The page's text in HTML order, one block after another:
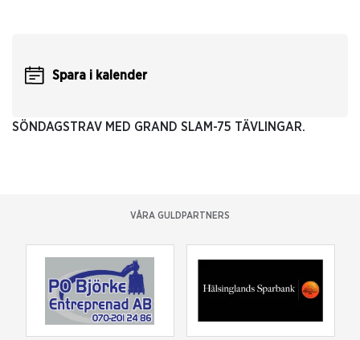
SÖNDAGSTRAV MED GRAND SLAM-75 TÄVLINGAR.
Spara i kalender
VÅRA GULDPARTNERS